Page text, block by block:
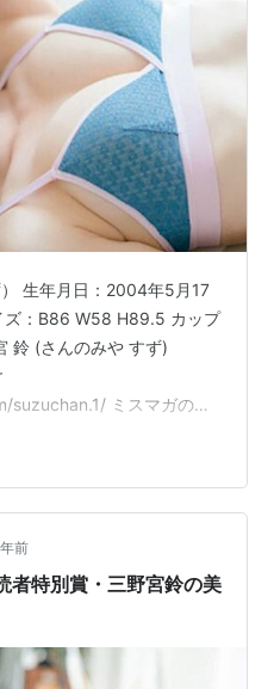
生年月日：2004年5月17
ズ：B86 W58 H89.5 カップ
鈴 (さんのみや すず)
ミスマガのア
集作者:三野宮鈴講談社
アソビバ！ ミスマガ２０２
～ ヤンマガデジタル写真集
スマガジン２０２２ソロ
前
者特別賞・三野宮鈴の美